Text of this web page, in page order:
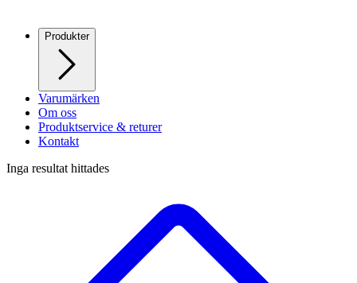
Produkter
Varumärken
Om oss
Produktservice & returer
Kontakt
Inga resultat hittades